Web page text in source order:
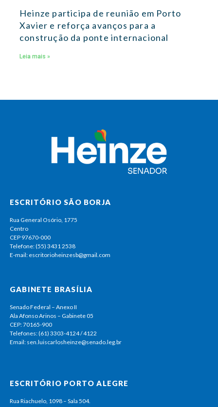
Heinze participa de reunião em Porto
Xavier e reforça avanços para a
construção da ponte internacional
Leia mais »
ESCRITÓRIO SÃO BORJA
Rua General Osório, 1775
Centro
CEP 97670-000
Telefone: (55) 3431 2538
E-mail: escritorioheinzesb@gmail.com
GABINETE BRASÍLIA
Senado Federal – Anexo II
Ala Afonso Arinos – Gabinete 05
CEP: 70165-900
Telefones: (61) 3303-4124 / 4122
Email: sen.luiscarlosheinze@senado.leg.br
ESCRITÓRIO PORTO ALEGRE
Rua Riachuelo, 1098 – Sala 504.